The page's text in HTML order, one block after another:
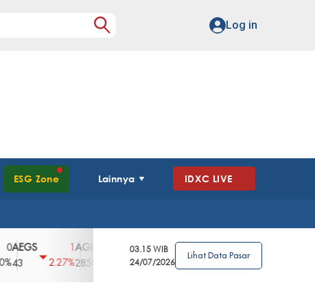
Log in
ESG Zone Lainnya IDXC LIVE
1
2.27%2850
100
3.39%
AGRO
4
2.63%
AGRS
62
0%
03.15 WIB
24/07/2026
Lihat Data Pasar